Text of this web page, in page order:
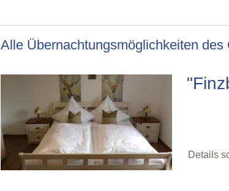
Alle Übernachtungsmöglichkeiten des
Details